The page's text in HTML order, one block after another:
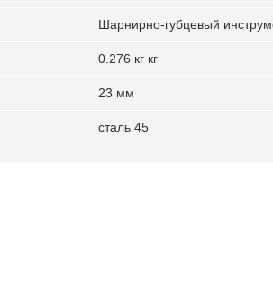
Шарнирно-губцевый
0.276 кг кг
23 мм
сталь 45